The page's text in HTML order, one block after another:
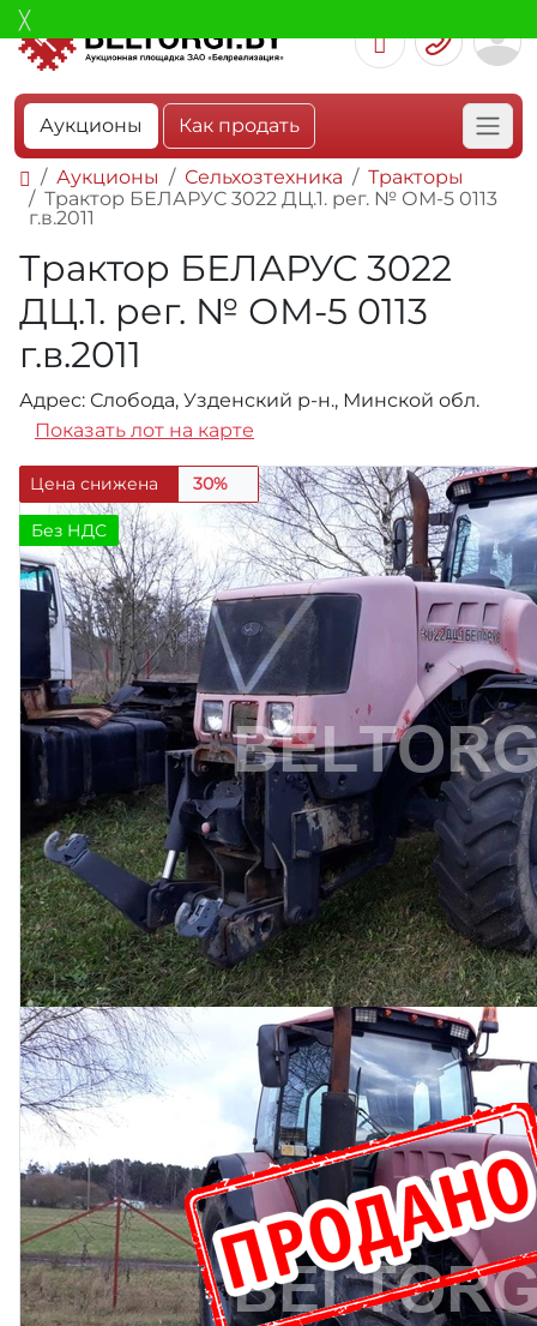
Аукционы Как продать
Аукционы Сельхозтехника
Тракторы
Трактор БЕЛАРУС 3022 ДЦ.1. рег. № ОМ-5 0113
г.в.2011
Трактор БЕЛАРУС 3022
ДЦ.1. рег. № ОМ-5 0113
г.в.2011
Адрес: Слобода, Узденский р-н., Минской обл.
Показать лот на карте
Цена снижена 30%
Без НДС